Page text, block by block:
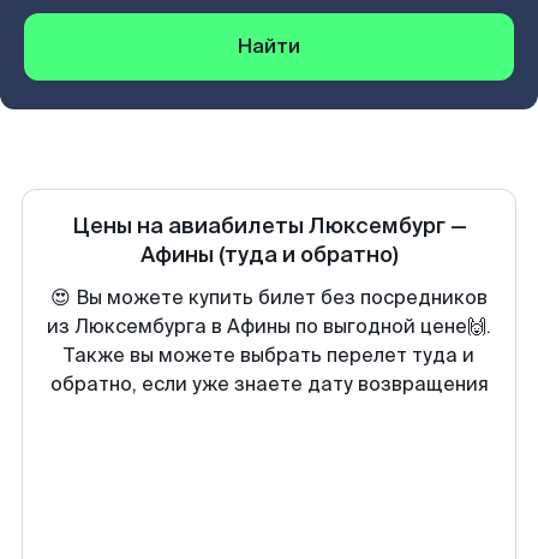
Найти
Цены на авиабилеты Люксембург—
Афины (туда и обратно)
😍 Вы можете купить билет без посредников
из Люксембурга в Афины по выгодной цене🙌.
Также вы можете выбрать перелет туда и
обратно, если уже знаете дату возвращения